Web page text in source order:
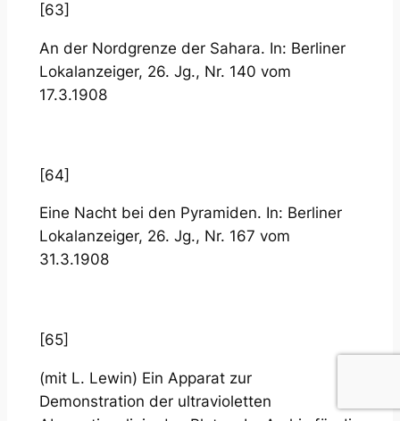
[63]
An der Nordgrenze der Sahara. In: Berliner
Lokalanzeiger, 26. Jg., Nr. 140 vom
17.3.1908
[64]
Eine Nacht bei den Pyramiden. In: Berliner
Lokalanzeiger, 26. Jg., Nr. 167 vom
31.3.1908
[65]
(mit L. Lewin) Ein Apparat zur
Demonstration der ultravioletten